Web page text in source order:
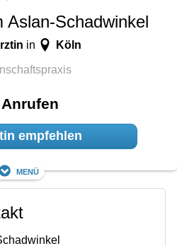
Aslan-Schadwinkel
in Köln
Anrufen
empfehlen
Menü